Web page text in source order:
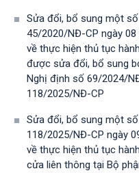
Sửa đổi, bổ sung một
45/2020/NĐ-CP ngày
về thực hiện thủ tục
được sửa đổi, bổ sung
Nghị định số 69/2024/
118/2025/NĐ-СР
Sửa đổi, bổ sung một
118/2025/NĐ-CP ngày
về thực hiện thủ tục
cửa liên thông tại Bộ